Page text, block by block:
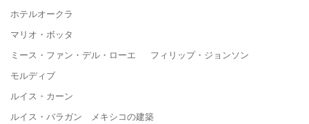
ホテルオークラ
マリオ・ボッタ
ミース・ファン・デル・ローエ フィリップ・ジョンソン
モルディブ
ルイス・カーン
ルイス・バラガン メキシコの建築